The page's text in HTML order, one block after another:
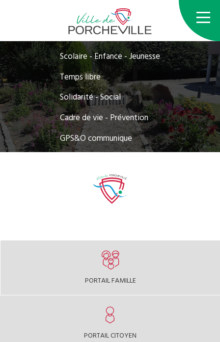
Scolaire - Enfance - Jeunesse
Temps libre
Solidarité - Social
Cadre de vie - Prévention
GPS&O communique
PORTAIL FAMILLE
PORTAIL CITOYEN